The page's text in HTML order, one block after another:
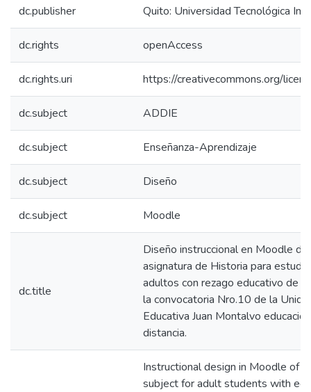
dc.publisher Quito: Universidad Tecnológica
dc.rights openAccess
dc.rights.uri https://creativecommons.org/
dc.subject ADDIE
dc.subject Enseñanza-Aprendizaje
dc.subject Diseño
dc.subject Moodle
dc.title
Diseño instruccional en Moodle de
asignatura de Historia para
adultos con rezago educativo de
la convocatoria Nro.10 de la
Educativa Juan Montalvo
distancia.
Instructional design in Moodle of
subject for adult students with